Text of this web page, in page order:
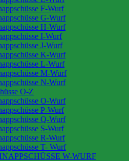
F-Wurf
G-Wurf
H-Wurf
I-Wurf
J-Wurf
K-Wurf
L-Wurf
M-Wurf
N-Wurf
O-Z
O-Wurf
P-Wurf
Q-Wurf
S-Wurf
R-Wurf
T- Wurf
W-WURF